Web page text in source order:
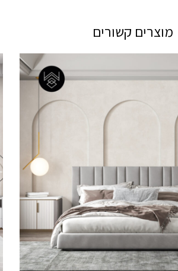
מוצרים קשורים